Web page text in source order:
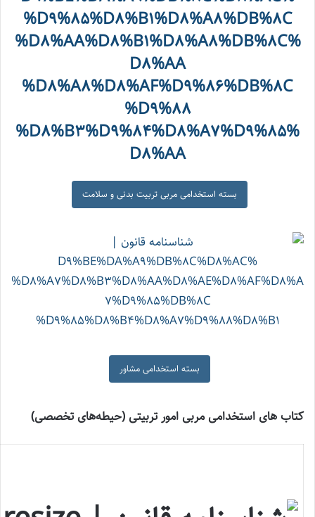
بسته استخدامی مربی تربیت بدنی و سلامت
بسته استخدامی مشاور
کتاب های استخدامی مربی امور تربیتی (حیطه‌های تخصصی)